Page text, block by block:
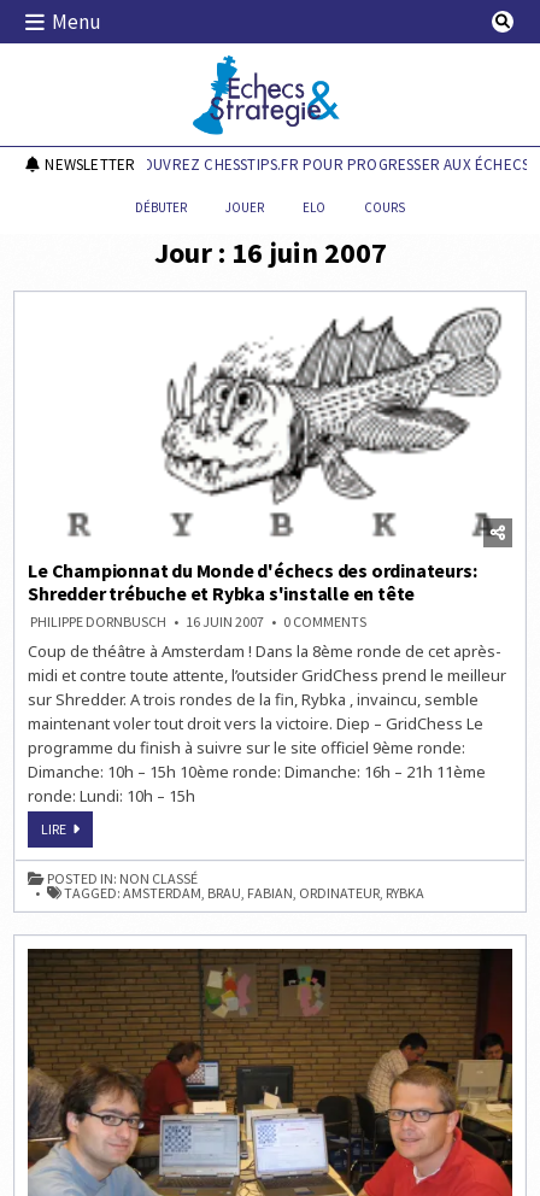
Skip
Menu
Echecs & Stratégie
NEWSLETTERDÉCOUVREZ CHESSTIPS.FR POUR PROGRESSER AUX ÉCHECS !
DÉBUTER JOUER ELO COURS
Jour : 16 juin 2007
Le Championnat du Monde d'échecs des ordinateurs:
Shredder trébuche et Rybka s'installe en tête
PHILIPPE DORNBUSCH 16 JUIN 2007 0 COMMENTSON
CHAMPIONNAT
MONDE
D'ÉCHECS
DES
ORDINATEURS:
TRÉBUCHE
ET
RYBKA
Coup de théâtre à Amsterdam ! Dans la 8ème ronde de cet après-
midi et contre toute attente, l’outsider GridChess prend le meilleur
sur Shredder. A trois rondes de la fin, Rybka , invaincu, semble
maintenant voler tout droit vers la victoire. Diep – GridChess Le
programme du finish à suivre sur le site officiel 9ème ronde:
Dimanche: 10h – 15h 10ème ronde: Dimanche: 16h – 21h 11ème
ronde: Lundi: 10h – 15h
LIRELE
DU
MONDE
D'ÉCHECS
DES
ORDINATEURS:
ET
RYBKA
S'INSTALLE
EN
TÊTE
POSTED IN: NON CLASSÉ
TAGGED:AMSTERDAM BRAU FABIAN ORDINATEUR RYBKA